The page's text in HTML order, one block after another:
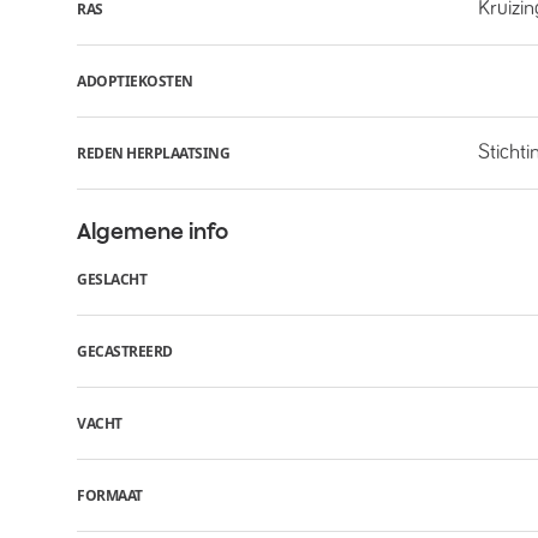
RAS
ADOPTIEKOSTEN
REDEN HERPLAATSING
Algemene info
GESLACHT
GECASTREERD
VACHT
FORMAAT